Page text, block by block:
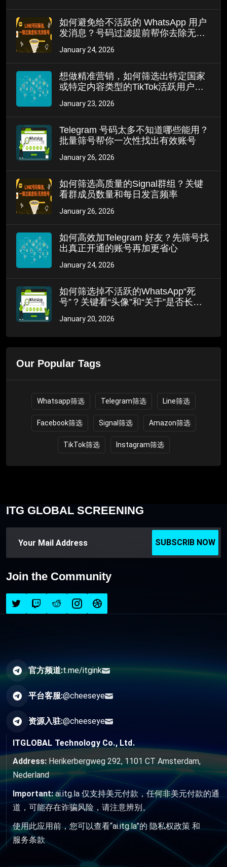
如何避免给不活跃的 WhatsApp 用户
发消息？号码过滤提前帮你去除无效
January 24, 2026
想做精准营销，如何筛选出特定国家
或特定内容类型的TikTok活跃用户
January 23, 2026
Telegram 号码太多不知道哪些能用？
批量筛号帮你一次性找出有效账号
January 26, 2026
如何筛选高质量的Signal群组？关键
看群成员数量和每日发言频率
January 26, 2026
如何高效加Telegram 好友？先筛号找
出真正开通的账号再加更省心
January 24, 2026
如何筛选掉不活跃的WhatsApp“死
号”？关键看“头像”和“关于”是否长期
January 20, 2026
Our Popular Tags
Whatsapp筛选 Telegram筛选 Line筛选
Facebook筛选 Signal筛选 Amazon筛选
TikTok筛选 Instagram筛选
ITG GLOBAL SCREENING
SUBSCRIB NOW
Join the Community
官方频道:t.me/itgink
平台客服:@cheeseye
资源入驻:@cheeseye
ITGLOBAL Technology Co., Ltd.
Address: Herikerbergweg 292, 1101 CT Amsterdam,
Nederland
Important:ai.itg.la 仅支持美元付款，任何非美元付款的通
道，可能存在诈骗风险，请注意辨别。
使用此应用前，您可以查看“ai.itg.la”的隐私权政策和
服务条款